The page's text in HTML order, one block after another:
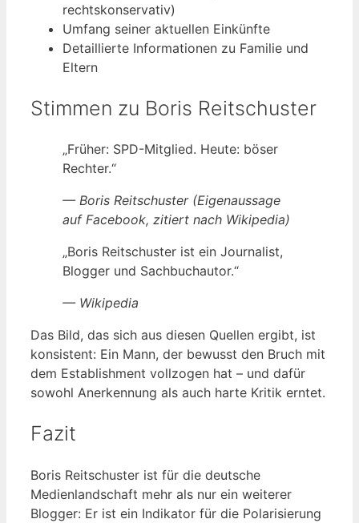
rechtskonservativ)
Umfang seiner aktuellen Einkünfte
Detaillierte Informationen zu Familie und
Eltern
Stimmen zu Boris Reitschuster
„Früher: SPD-Mitglied. Heute: böser
Rechter.“
— Boris Reitschuster (Eigenaussage
auf Facebook, zitiert nach Wikipedia)
„Boris Reitschuster ist ein Journalist,
Blogger und Sachbuchautor.“
— Wikipedia
Das Bild, das sich aus diesen Quellen ergibt, ist
konsistent: Ein Mann, der bewusst den Bruch mit
dem Establishment vollzogen hat – und dafür
sowohl Anerkennung als auch harte Kritik erntet.
Fazit
Boris Reitschuster ist für die deutsche
Medienlandschaft mehr als nur ein weiterer
Blogger: Er ist ein Indikator für die Polarisierung